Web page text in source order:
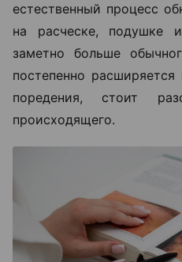
естественный процесс
на расческе, подушке
заметно больше
постепенно
поредения, стоит
происходящего.